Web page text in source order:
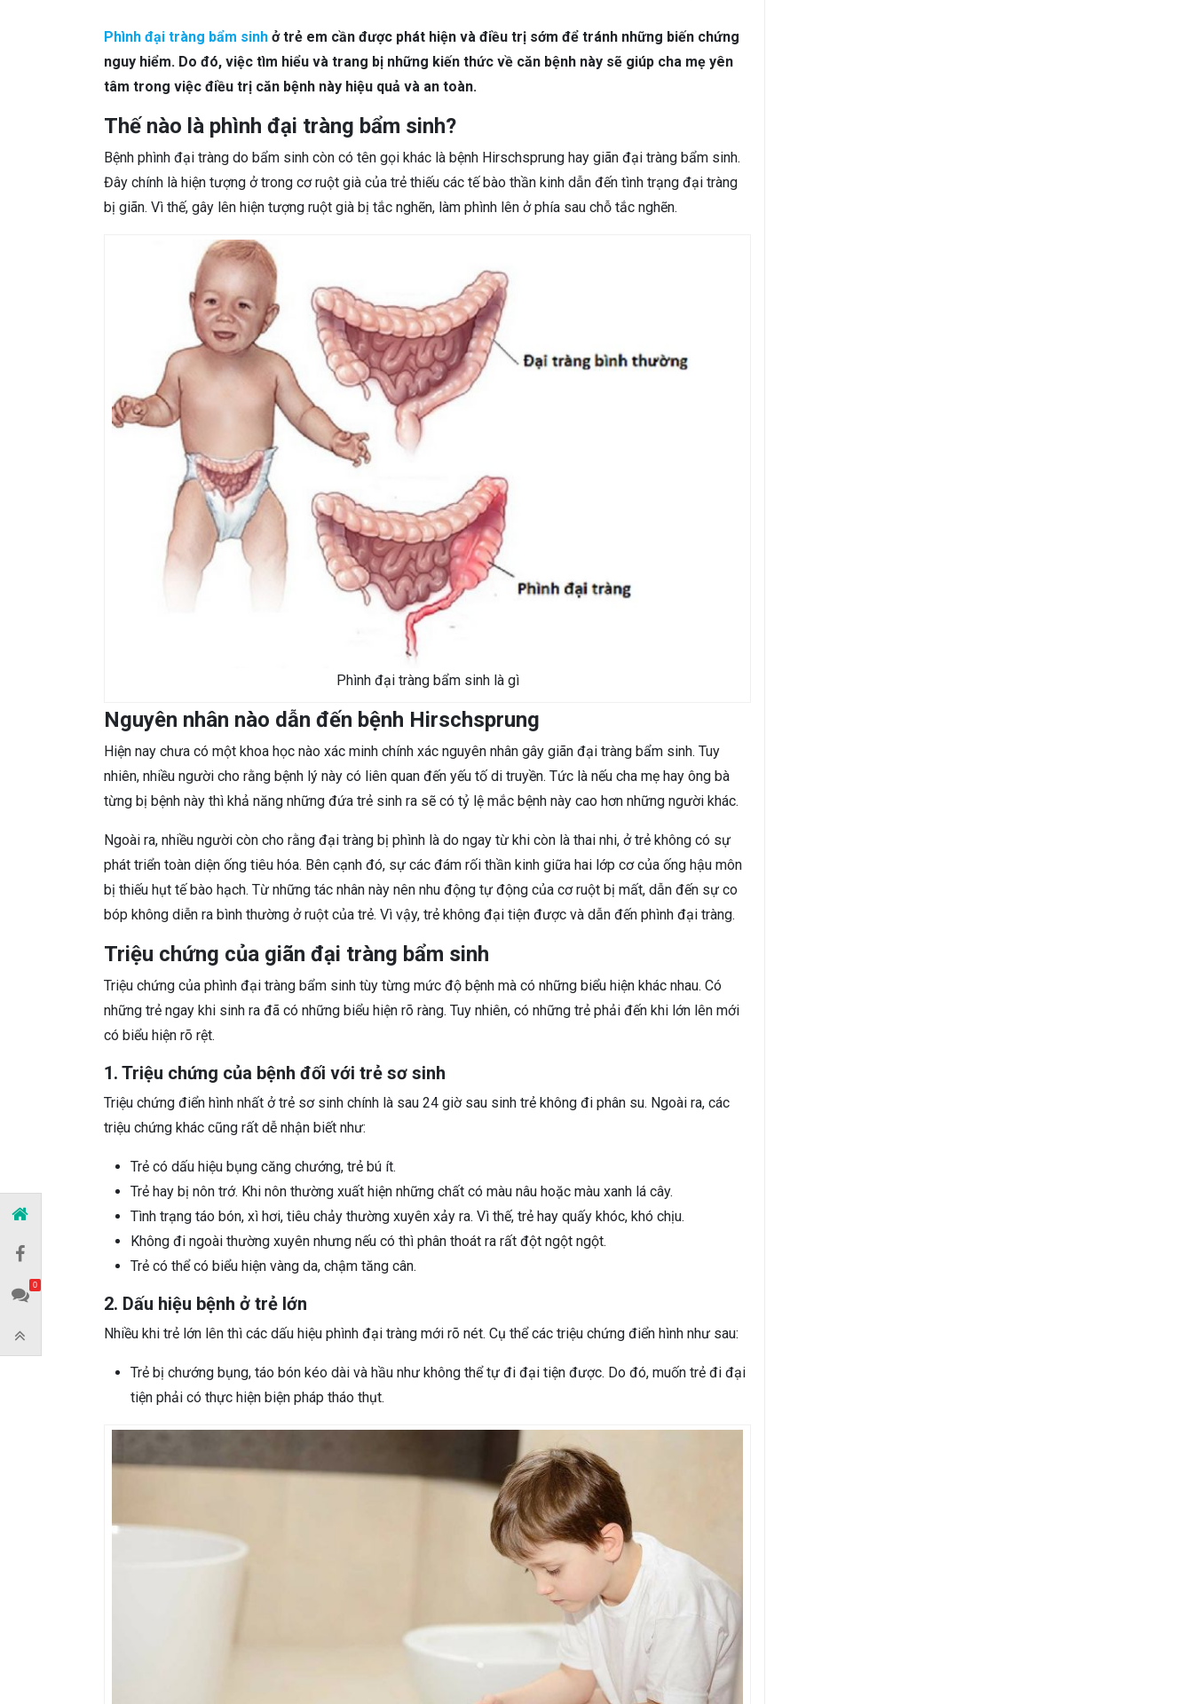
NHA KHOA Viêm Nướu Răng Sâu Răng Viêm Nha Chu Đau Răng Răng Ê Buốt
Phình đại tràng bẩm sinh ở trẻ em cần được phát hiện và điều trị sớm để tránh những biến chứng
nguy hiểm. Do đó, việc tìm hiểu và trang bị những kiến thức về căn bệnh này sẽ giúp cha mẹ yên
tâm trong việc điều trị căn bệnh này hiệu quả và an toàn.
Thế nào là phình đại tràng bẩm sinh?
Bệnh phình đại tràng do bẩm sinh còn có tên gọi khác là bệnh Hirschsprung hay giãn đại tràng bẩm sinh.
Đây chính là hiện tượng ở trong cơ ruột già của trẻ thiếu các tế bào thần kinh dẫn đến tình trạng đại tràng
bị giãn. Vì thế, gây lên hiện tượng ruột già bị tắc nghẽn, làm phình lên ở phía sau chỗ tắc nghẽn.
Phình đại tràng bẩm sinh là gì
Nguyên nhân nào dẫn đến bệnh Hirschsprung
Hiện nay chưa có một khoa học nào xác minh chính xác nguyên nhân gây giãn đại tràng bẩm sinh. Tuy
nhiên, nhiều người cho rằng bệnh lý này có liên quan đến yếu tố di truyền. Tức là nếu cha mẹ hay ông bà
từng bị bệnh này thì khả năng những đứa trẻ sinh ra sẽ có tỷ lệ mắc bệnh này cao hơn những người khác.
Ngoài ra, nhiều người còn cho rằng đại tràng bị phình là do ngay từ khi còn là thai nhi, ở trẻ không có sự
phát triển toàn diện ống tiêu hóa. Bên cạnh đó, sự các đám rối thần kinh giữa hai lớp cơ của ống hậu môn
bị thiếu hụt tế bào hạch. Từ những tác nhân này nên nhu động tự động của cơ ruột bị mất, dẫn đến sự co
bóp không diễn ra bình thường ở ruột của trẻ. Vì vậy, trẻ không đại tiện được và dẫn đến phình đại tràng.
Triệu chứng của giãn đại tràng bẩm sinh
Triệu chứng của phình đại tràng bẩm sinh tùy từng mức độ bệnh mà có những biểu hiện khác nhau. Có
những trẻ ngay khi sinh ra đã có những biểu hiện rõ ràng. Tuy nhiên, có những trẻ phải đến khi lớn lên mới
có biểu hiện rõ rệt.
1. Triệu chứng của bệnh đối với trẻ sơ sinh
Triệu chứng điển hình nhất ở trẻ sơ sinh chính là sau 24 giờ sau sinh trẻ không đi phân su. Ngoài ra, các
triệu chứng khác cũng rất dễ nhận biết như:
Trẻ có dấu hiệu bụng căng chướng, trẻ bú ít.
Trẻ hay bị nôn trớ. Khi nôn thường xuất hiện những chất có màu nâu hoặc màu xanh lá cây.
Tình trạng táo bón, xì hơi, tiêu chảy thường xuyên xảy ra. Vì thế, trẻ hay quấy khóc, khó chịu.
Không đi ngoài thường xuyên nhưng nếu có thì phân thoát ra rất đột ngột ngột.
Trẻ có thể có biểu hiện vàng da, chậm tăng cân.
2. Dấu hiệu bệnh ở trẻ lớn
Nhiều khi trẻ lớn lên thì các dấu hiệu phình đại tràng mới rõ nét. Cụ thể các triệu chứng điển hình như sau:
Trẻ bị chướng bụng, táo bón kéo dài và hầu như không thể tự đi đại tiện được. Do đó, muốn trẻ đi đại
tiện phải có thực hiện biện pháp tháo thụt.
0